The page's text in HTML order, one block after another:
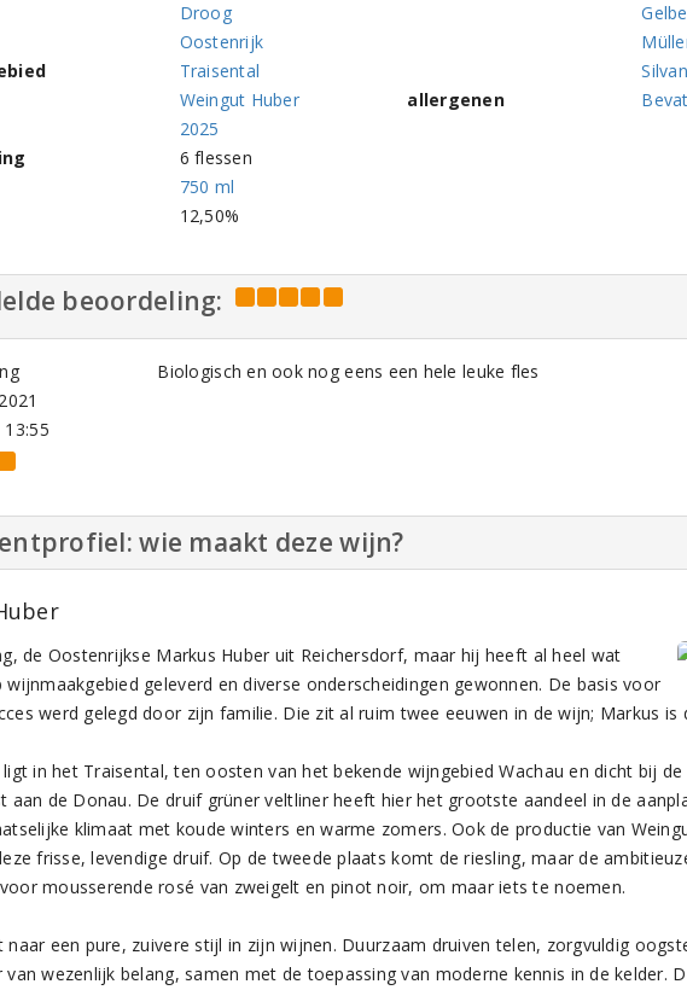
Droog
Oostenrijk
Traisental
Weingut Huber
2025
6 flessen
750 ml
12,50%
allergenen
beoordeling:
Biologisch en ook nog eens een hele leuke fles
wie maakt deze wijn?
de Oostenrijkse Markus Huber uit Reichersdorf, maar hij heeft al heel wat
geleverd en diverse onderscheidingen gewonnen. De basis voor
werd gelegd door zijn familie. Die zit al ruim twee eeuwen in de wijn; Markus is
in het Traisental, ten oosten van het bekende wijngebied Wachau en dicht bij
aan de Donau. De druif grüner veltliner heeft hier het grootste aandeel in de
klimaat met koude winters en warme zomers. Ook de productie van
frisse, levendige druif. Op de tweede plaats komt de riesling, maar de
mousserende rosé van zweigelt en pinot noir, om maar iets te noemen.
naar een pure, zuivere stijl in zijn wijnen. Duurzaam druiven telen, zorgvuldig
van wezenlijk belang, samen met de toepassing van moderne kennis in de kelder.